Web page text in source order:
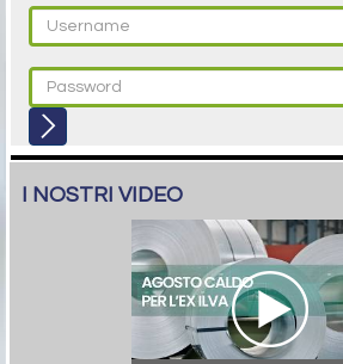
I NOSTRI VIDEO